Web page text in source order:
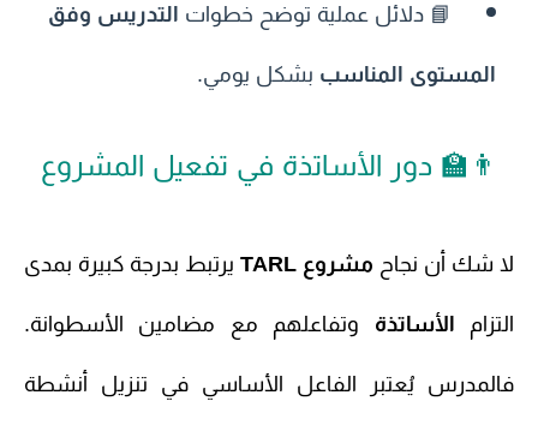
📘 دلائل عملية توضح خطوات التدريس وفق
المستوى المناسب بشكل يومي.
👨‍🏫 دور الأساتذة في تفعيل المشروع
لا شك أن نجاح مشروع TARL يرتبط بدرجة كبيرة بمدى
التزام الأساتذة وتفاعلهم مع مضامين الأسطوانة.
فالمدرس يُعتبر الفاعل الأساسي في تنزيل أنشطة